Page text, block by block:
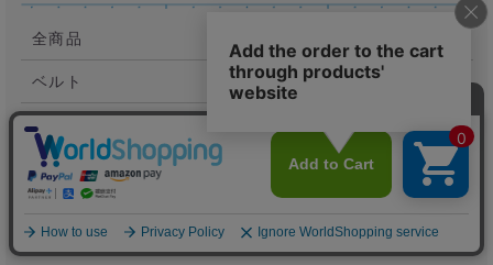
全商品
ベルト
ストッキング・ソックス
ビスチェ
アクセサリー
バッグ